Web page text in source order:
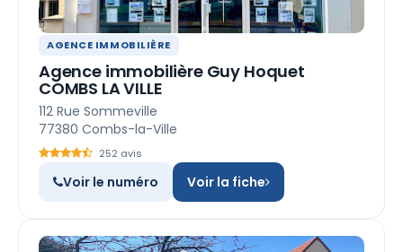
AGENCE IMMOBILIÈRE
Agence immobilière Guy Hoquet
COMBS LA VILLE
112 Rue Sommeville
77380 Combs-la-Ville
252 avis
Voir le numéro Voir la fiche